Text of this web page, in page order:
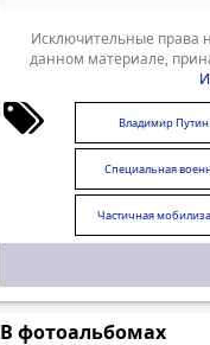
Исключительные права
данном материале,
Владимир Путин
Специальная
операция
Частичная
В фотоальбомах